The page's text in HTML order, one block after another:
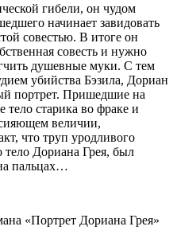
гибели, он чудом
начинает завидовать
совестью. В итоге он
совесть и нужно
душевные муки. С тем
убийства Бэзила, Дориан
портрет. Пришедшие на
старика во фраке и
величии,
что труп уродливого
тело Дориана Грея, был
пальцах…
«Портрет Дориана Грея»